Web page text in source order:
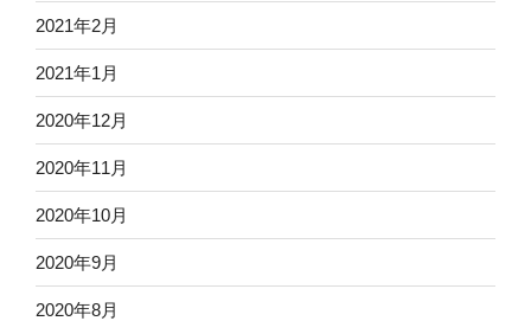
2021年2月
2021年1月
2020年12月
2020年11月
2020年10月
2020年9月
2020年8月